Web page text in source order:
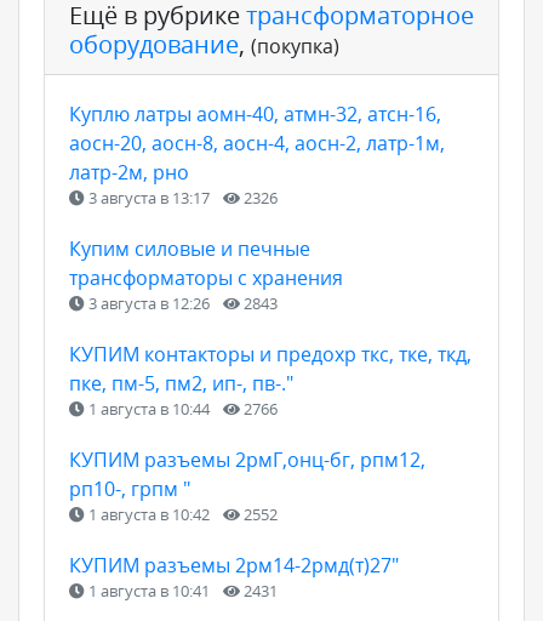
Ещё в рубрикетрансформаторное
оборудование, (покупка)
Куплю латры аомн-40, атмн-32, атсн-16,
аосн-20, аосн-8, аосн-4, аосн-2, латр-1м,
латр-2м, рно
3 августа в 13:17 2326
Купим силовые и печные
трансформаторы с хранения
3 августа в 12:26 2843
КУПИМ контакторы и предохр ткс, тке, ткд,
пке, пм-5, пм2, ип-, пв-."
1 августа в 10:44 2766
КУПИМ разъемы 2рмГ,онц-бг, рпм12,
рп10-, грпм "
1 августа в 10:42 2552
КУПИМ разъемы 2рм14-2рмд(т)27"
1 августа в 10:41 2431